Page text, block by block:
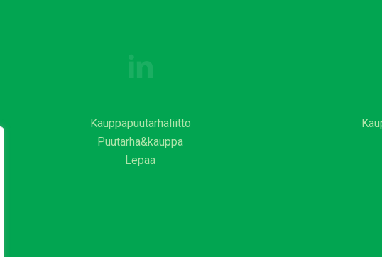
Kauppapuutarhaliitto
Puutarha&kauppa
Lepaa